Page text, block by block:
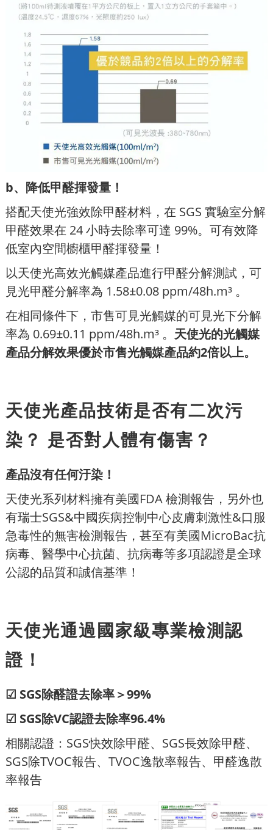
b、降低甲醛揮發量！
搭配天使光強效除甲醛材料，在 SGS 實驗室分解
甲醛效果在 24 小時去除率可達 99%。可有效降
低室內空間櫥櫃甲醛揮發量！
以天使光高效光觸媒產品進行甲醛分解測試，可
見光甲醛分解率為 1.58±0.08 ppm/48h.m³ 。
在相同條件下，市售可見光觸媒的可見光下分解
率為 0.69±0.11 ppm/48h.m³ 。 天使光的光觸媒
產品分解效果優於市售光觸媒產品約2倍以上。
天使光產品技術是否有二次污
染？ 是否對人體有傷害？
產品沒有任何汙染！
天使光系列材料擁有美國FDA 檢測報告，另外也
有瑞士SGS&中國疾病控制中心皮膚刺激性&口服
急毒性的無害檢測報告，甚至有美國MicroBac抗
病毒、醫學中心抗菌、抗病毒等多項認證是全球
公認的品質和誠信基準！
天使光通過國家級專業檢測認
證！
☑ SGS除醛證去除率＞99%
☑ SGS除VC認證去除率96.4%
相關認證：SGS快效除甲醛、SGS長效除甲醛、
SGS除TVOC報告、TVOC逸散率報告、甲醛逸散
率報告